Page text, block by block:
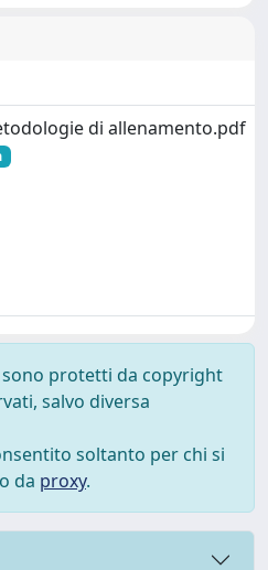
di allenamento.pdf
sono protetti da copyright
salvo diversa
soltanto per chi si
da proxy.